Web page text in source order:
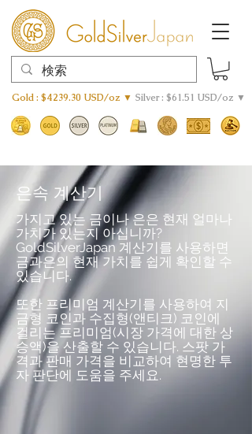
Gold : $4239.30 USD/oz ▼ Silver : $61.51 USD/oz ▼
은속 계산기
가지고 있는 금이나 은은 현재 얼마나
가치가 있는지 아십니까?
GoldSilverJapan 계산기를 사용하면
금과은의 현재 가치를 쉽게 확인할 수
있습니다.
또한 프리미엄 계산기를 사용하여 지
금형 코인과 수집형(앤티크) 코인에
걸리는 프리미엄(시장 가격에 대한 상
승액)을 산출할 수 있습니다. 스팟 가
격과 판매 가격을 비교하여 현명한 투
자 판단에 도움을 주세요.